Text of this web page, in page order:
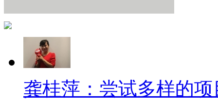
龚桂萍：尝试多样的